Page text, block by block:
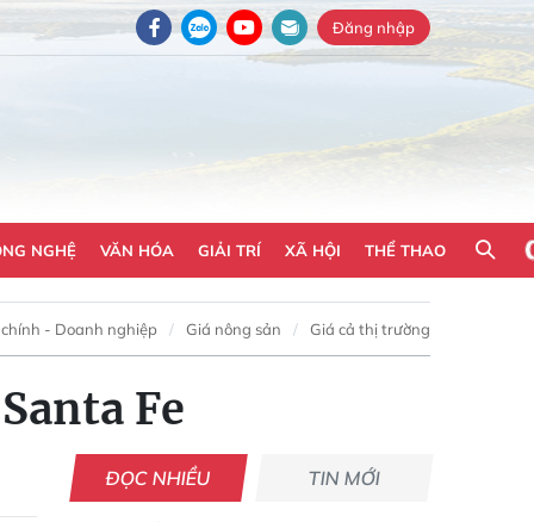
Đăng nhập
NGHỆ VĂN HÓA GIẢI TRÍ XÃ HỘI THỂ THAO
- Doanh nghiệp Giá nông sản Giá cả thị trường
Fe
ĐỌC NHIỀU TIN MỚI